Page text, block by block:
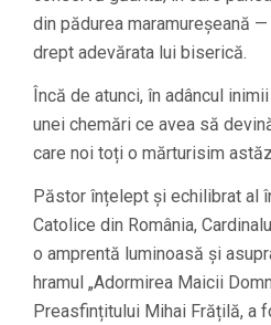
din pădurea maramureșeană
drept adevărata lui biserică.
Încă de atunci, în adâncul
unei chemări ce avea să
care noi toți o mărturisim
Păstor înțelept și echilibrat al
Catolice din România,
o amprentă luminoasă și
hramul „Adormirea Maicii
Preasfințitului Mihai Frățilă, a